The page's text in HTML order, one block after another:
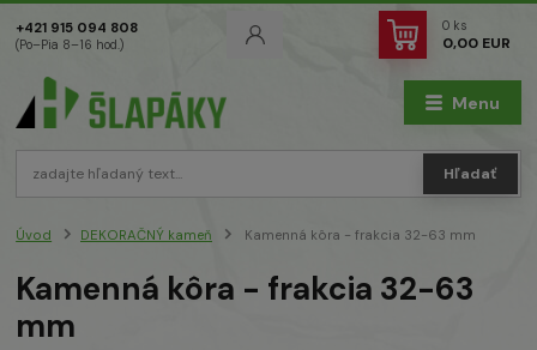
Menu
Hľadať
+421 915 094 808
(Po–Pia 8–16 hod.)
0 ks
0,00 EUR
Úvod DEKORAČNÝ kameň Kamenná kôra - frakcia 32-63 mm
Kamenná kôra - frakcia 32-63
mm